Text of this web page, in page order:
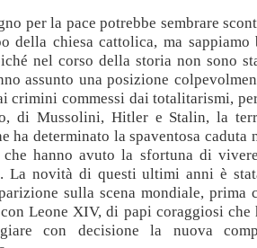
per la pace potrebbe sembrare
della chiesa cattolica, ma sappiamo
nel corso della storia non sono
assunto una posizione
crimini commessi dai totalitarismi,
di Mussolini, Hitler e Stalin, la
ha determinato la spaventosa caduta
hanno avuto la sfortuna di
La novità di questi ultimi anni è
sulla scena mondiale, prima
con Leone XIV, di papi coraggiosi che
con decisione la nuova